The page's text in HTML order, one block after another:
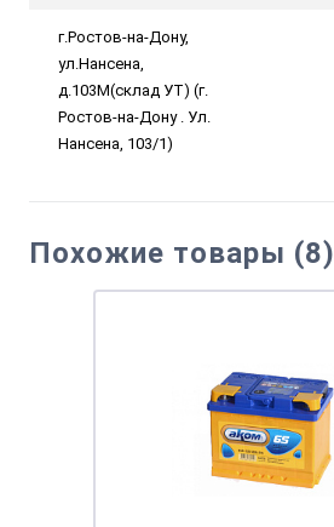
г.Ростов-на-Дону,
ул.Нансена,
д.103М(склад УТ) (г.
Ростов-на-Дону . Ул.
Нансена, 103/1)
Похожие товары (8)